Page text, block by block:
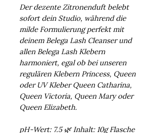
Der dezente Zitronenduft belebt
sofort dein Studio, während die
milde Formulierung perfekt mit
deinem Belega Lash Cleanser und
allen Belega Lash Klebern
harmoniert, egal ob bei unseren
regulären Klebern Princess, Queen
oder UV Kleber Queen Catharina,
Queen Victoria, Queen Mary oder
Queen Elizabeth.
pH-Wert: 7.5 🌿 Inhalt: 10g Flasche